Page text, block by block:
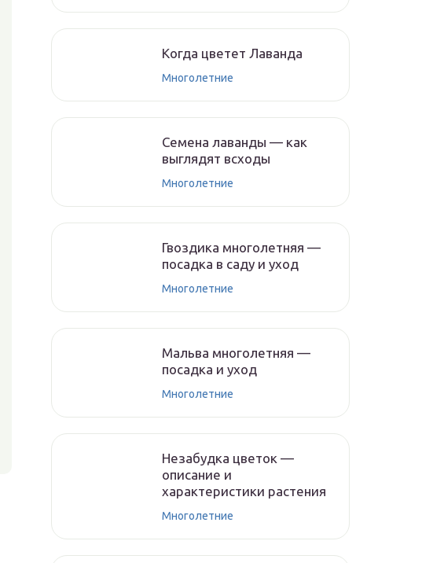
Когда цветет Лаванда
Многолетние
Семена лаванды — как
выглядят всходы
Многолетние
Гвоздика многолетняя —
посадка в саду и уход
Многолетние
Мальва многолетняя —
посадка и уход
Многолетние
Незабудка цветок —
описание и
характеристики растения
Многолетние